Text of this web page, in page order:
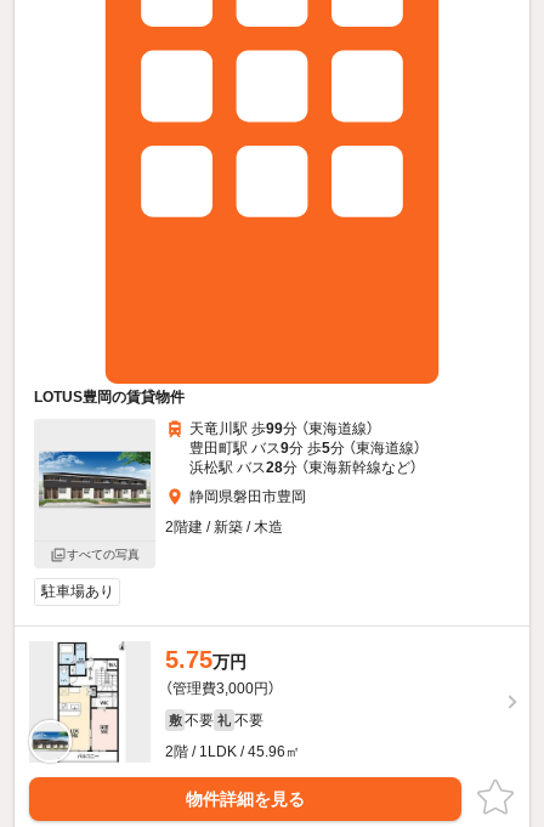
LOTUS豊岡の賃貸物件
すべての写真
天竜川駅 歩99分 （東海道線）
豊田町駅 バス9分 歩5分 （東海道線）
浜松駅 バス28分 （東海新幹線など）
静岡県磐田市豊岡
2階建 / 新築 / 木造
駐車場あり
5.75万円
（管理費3,000円）
敷 不要 礼 不要
2階 / 1LDK / 45.96㎡
物件詳細を見る